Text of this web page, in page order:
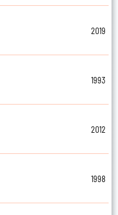
2019
1993
2012
1998